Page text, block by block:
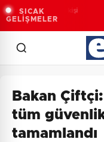
SICAK
GELİŞMELER
aranan 68 kişi
Bakan
tüm
tamamlandı